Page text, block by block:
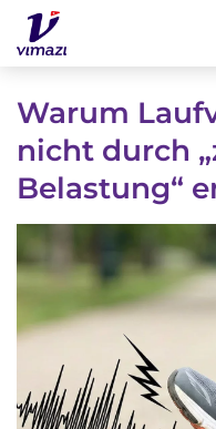
Warum
nicht durch
Belastung“